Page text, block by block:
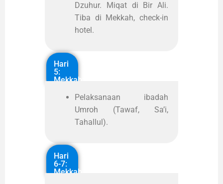
Dzuhur. Miqat di Bir Ali.
Tiba di Mekkah, check-in
hotel.
Hari
5:
Mekkah:
Pelaksanaan ibadah
Umroh (Tawaf, Sa’i,
Tahallul).
Hari
6-7:
Mekkah